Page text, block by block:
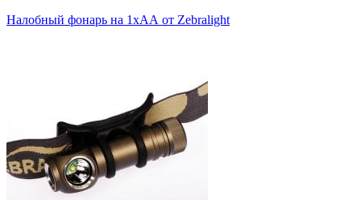
Налобный фонарь на 1хАА от Zebralight